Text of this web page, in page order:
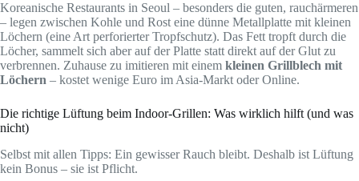
Koreanische Restaurants in Seoul – besonders die guten, rauchärmeren
– legen zwischen Kohle und Rost eine dünne Metallplatte mit kleinen
Löchern (eine Art perforierter Tropfschutz). Das Fett tropft durch die
Löcher, sammelt sich aber auf der Platte statt direkt auf der Glut zu
verbrennen. Zuhause zu imitieren mit einem kleinen Grillblech mit
Löchern – kostet wenige Euro im Asia-Markt oder Online.
Die richtige Lüftung beim Indoor-Grillen: Was wirklich hilft (und was
nicht)
Selbst mit allen Tipps: Ein gewisser Rauch bleibt. Deshalb ist Lüftung
kein Bonus – sie ist Pflicht.